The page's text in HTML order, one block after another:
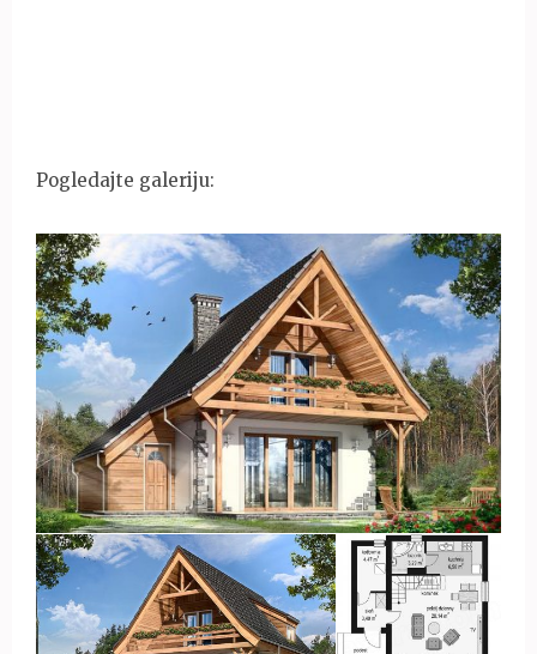
Pogledajte galeriju: